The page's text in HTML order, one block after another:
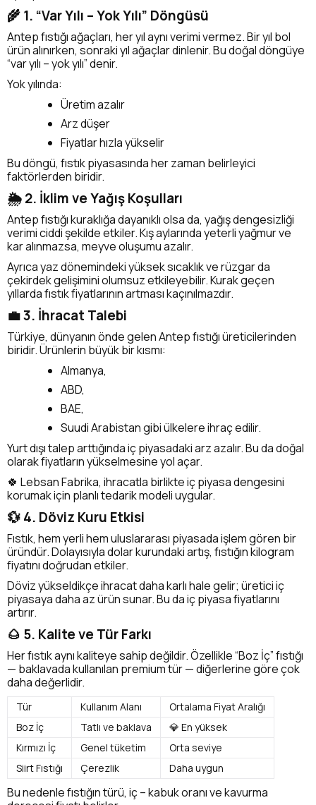
🌾 1. “Var Yılı – Yok Yılı” Döngüsü
Antep fıstığı ağaçları, her yıl aynı verimi vermez. Bir yıl bol
ürün alınırken, sonraki yıl ağaçlar dinlenir. Bu doğal döngüye
“var yılı – yok yılı” denir.
Yok yılında:
Üretim azalır
Arz düşer
Fiyatlar hızla yükselir
Bu döngü, fıstık piyasasında her zaman belirleyici
faktörlerden biridir.
🌦️ 2. İklim ve Yağış Koşulları
Antep fıstığı kuraklığa dayanıklı olsa da, yağış dengesizliği
verimi ciddi şekilde etkiler. Kış aylarında yeterli yağmur ve
kar alınmazsa, meyve oluşumu azalır.
Ayrıca yaz dönemindeki yüksek sıcaklık ve rüzgar da
çekirdek gelişimini olumsuz etkileyebilir. Kurak geçen
yıllarda fıstık fiyatlarının artması kaçınılmazdır.
💼 3. İhracat Talebi
Türkiye, dünyanın önde gelen Antep fıstığı üreticilerinden
biridir. Ürünlerin büyük bir kısmı:
Almanya,
ABD,
BAE,
Suudi Arabistan gibi ülkelere ihraç edilir.
Yurt dışı talep arttığında iç piyasadaki arz azalır. Bu da doğal
olarak fiyatların yükselmesine yol açar.
🍀 Lebsan Fabrika, ihracatla birlikte iç piyasa dengesini
korumak için planlı tedarik modeli uygular.
💱 4. Döviz Kuru Etkisi
Fıstık, hem yerli hem uluslararası piyasada işlem gören bir
üründür. Dolayısıyla dolar kurundaki artış, fıstığın kilogram
fiyatını doğrudan etkiler.
Döviz yükseldikçe ihracat daha karlı hale gelir; üretici iç
piyasaya daha az ürün sunar. Bu da iç piyasa fiyatlarını
artırır.
🌰 5. Kalite ve Tür Farkı
Her fıstık aynı kaliteye sahip değildir. Özellikle “Boz İç” fıstığı
— baklavada kullanılan premium tür — diğerlerine göre çok
daha değerlidir.
Tür Kullanım Alanı
Ortalama Fiyat Aralığı
Boz İç
Tatlı ve baklava
💎 En yüksek
Kırmızı İç
Genel tüketim
Orta seviye
Siirt Fıstığı
Çerezlik Daha uygun
Bu nedenle fıstığın türü, iç – kabuk oranı ve kavurma